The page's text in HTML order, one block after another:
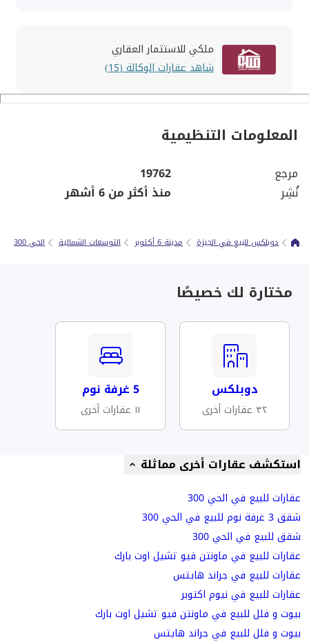
ملكي للاستثمار العقاري
شاهد عقارات الوكالة (15)
المعلومات التنظيمية
مرجع
19762
نُشِر
منذ أكثر من 6 أشهر
دوبلكس للبيع في الجيزة مدينة 6 أكتوبر التوسعات الشمالية الحي 300
مختارة لك خصيصًا
دوبلكس
٣٢ عقارات أخرى
5 غرفة نوم
١١ عقارات أخرى
استكشف عقارات أخرى مماثلة
عقارات للبيع في الحي 300
شقق 3 غرفة نوم للبيع في الحي 300
شقق للبيع في الحي 300
عقارات للبيع في ماونتن فيو تشيل اوت بارك
عقارات للبيع في جراند هايتس
عقارات للبيع في نيوم اكتوبر
بيوت و فلل للبيع في ماونتن فيو تشيل اوت بارك
بيوت و فلل للبيع في جراند هايتس